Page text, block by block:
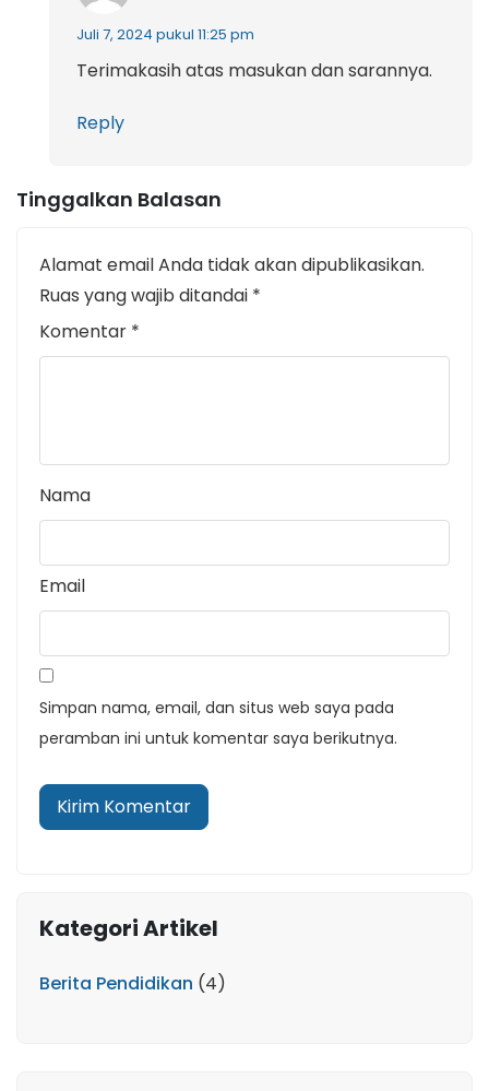
Juli 7, 2024 pukul 11:25 pm
Terimakasih atas masukan dan sarannya.
Reply
Tinggalkan Balasan
Alamat email Anda tidak akan dipublikasikan.
Ruas yang wajib ditandai *
Komentar *
Nama
Email
Simpan nama, email, dan situs web saya pada
peramban ini untuk komentar saya berikutnya.
Kategori Artikel
Berita Pendidikan (4)